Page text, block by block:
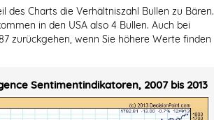
des Charts die Verhältniszahl Bullen zu Bären.
in den USA also 4 Bullen. Auch bei
zurückgehen, wenn Sie höhere Werte finden
Sentimentindikatoren, 2007 bis 2013